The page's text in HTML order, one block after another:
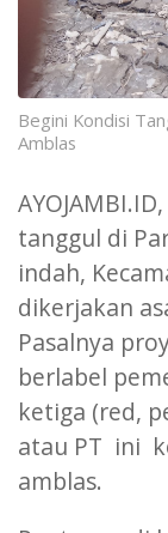
Begini Kondisi
Amblas
tanggul di
indah,
dikerjakan
Pasalnya
berlabel
ketiga (red,
atau PT ini
amblas.